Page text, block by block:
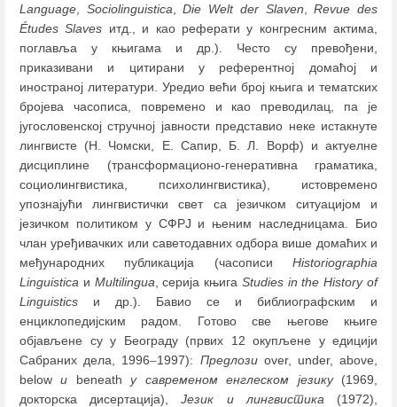
Language
Sociolinguistica ,Die Welt der Slaven ,Revue des
Études Slaves итд., и као реферати у конгресним актима,
поглавља у књигама и др.). Често су превођени,
приказивани и цитирани у референтној домаћој и
иностраној литератури. Уредио већи број књига и тематских
бројева часописа, повремено и као преводилац, па је
југословенској стручној јавности представио неке истакнуте
лингвисте (Н. Чомски, Е. Сапир, Б. Л. Ворф) и актуелне
дисциплине (трансформационо-генеративна граматика,
социолингвистика, психолингвистика), истовремено
упознајући лингвистички свет са језичком ситуацијом и
језичком политиком у СФРЈ и њеним наследницама. Био
члан уређивачких или саветодавних одбора више домаћих и
међународних публикација (часописи Historiographia
Linguistica и Multilingua , серија књига Studies in the History of
Linguistics и др.). Бавио се и библиографским и
енциклопедијским радом. Готово све његове књиге
објављене су у Београду (првих 12 окупљене у едицији
Сабраних дела, 1996–1997): Предлозиover, under, above,
belowи beneathу савременом енглеском језику(1969,
докторска дисертација),Језик и лингвистика (1972),